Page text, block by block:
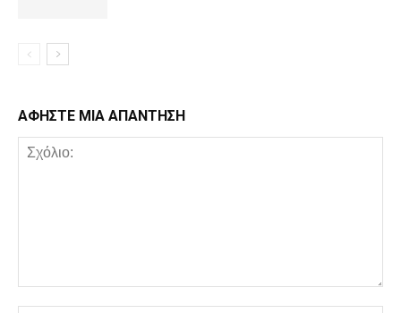
ΑΦΗΣΤΕ ΜΙΑ ΑΠΑΝΤΗΣΗ